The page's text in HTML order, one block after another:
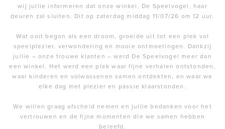
wij jullie informeren dat onze winkel, De Speelvogel, haar
deuren zal sluiten. Dit op zaterdag middag 11/07/26 om 12 uur.
Wat ooit begon als een droom, groeide uit tot een plek vol
speelplezier, verwondering en mooie ontmoetingen. Dankzij
jullie – onze trouwe klanten – werd De Speelvogel meer dan
een winkel. Het werd een plek waar fijne verhalen ontstonden,
waar kinderen en volwassenen samen ontdekten, en waar we
elke dag met plezier en passie klaarstonden.
We willen graag afscheid nemen en jullie bedanken voor het
vertrouwen en de fijne momenten die we samen hebben
beleefd.